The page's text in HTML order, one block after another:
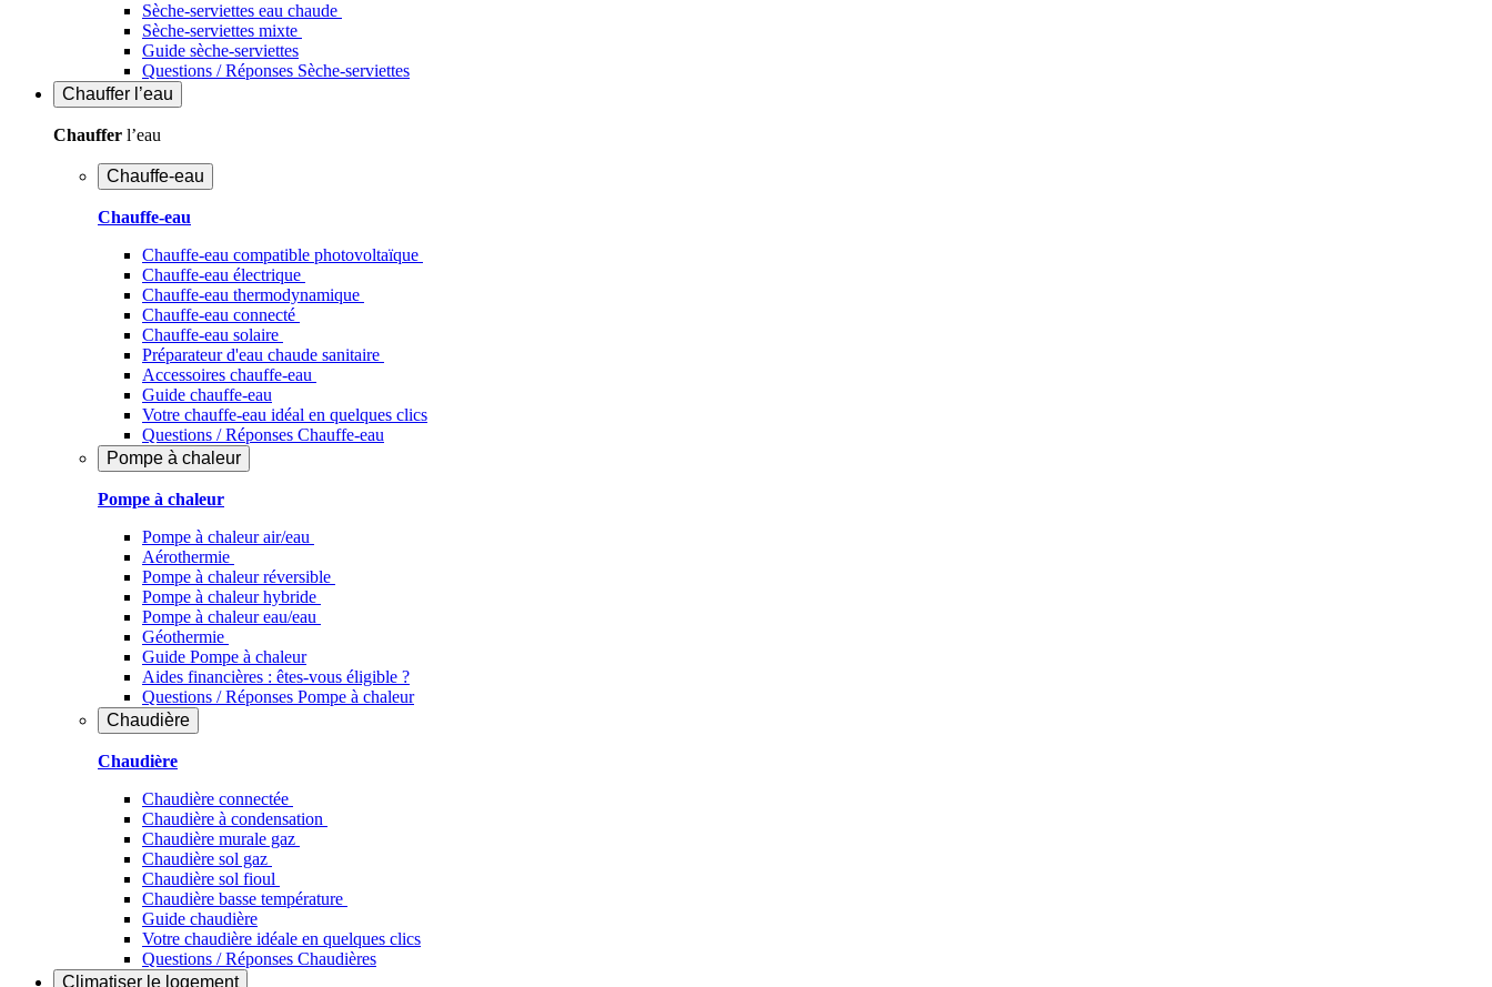
Sèche-serviettes eau chaude
Sèche-serviettes mixte
Guide sèche-serviettes
Questions / Réponses Sèche-serviettes
Chauffer l’eau
Chauffer l’eau
Chauffe-eau
Chauffe-eau
Chauffe-eau compatible photovoltaïque
Chauffe-eau électrique
Chauffe-eau thermodynamique
Chauffe-eau connecté
Chauffe-eau solaire
Préparateur d'eau chaude sanitaire
Accessoires chauffe-eau
Guide chauffe-eau
Votre chauffe-eau idéal en quelques clics
Questions / Réponses Chauffe-eau
Pompe à chaleur
Pompe à chaleur
Pompe à chaleur air/eau
Aérothermie
Pompe à chaleur réversible
Pompe à chaleur hybride
Pompe à chaleur​ eau/eau
Géothermie
Guide Pompe à chaleur
Aides financières : êtes-vous éligible ?
Questions / Réponses Pompe à chaleur
Chaudière
Chaudière
Chaudière connectée
Chaudière à condensation
Chaudière murale gaz
Chaudière sol gaz
Chaudière sol fioul
Chaudière basse température
Guide chaudière
Votre chaudière idéale en quelques clics
Questions / Réponses Chaudières
Climatiser le logement